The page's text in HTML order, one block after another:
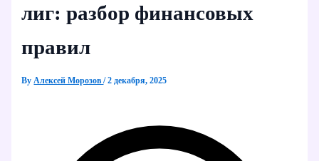
лиг: разбор финансовых
правил
ByАлексей Морозов/2 декабря, 2025